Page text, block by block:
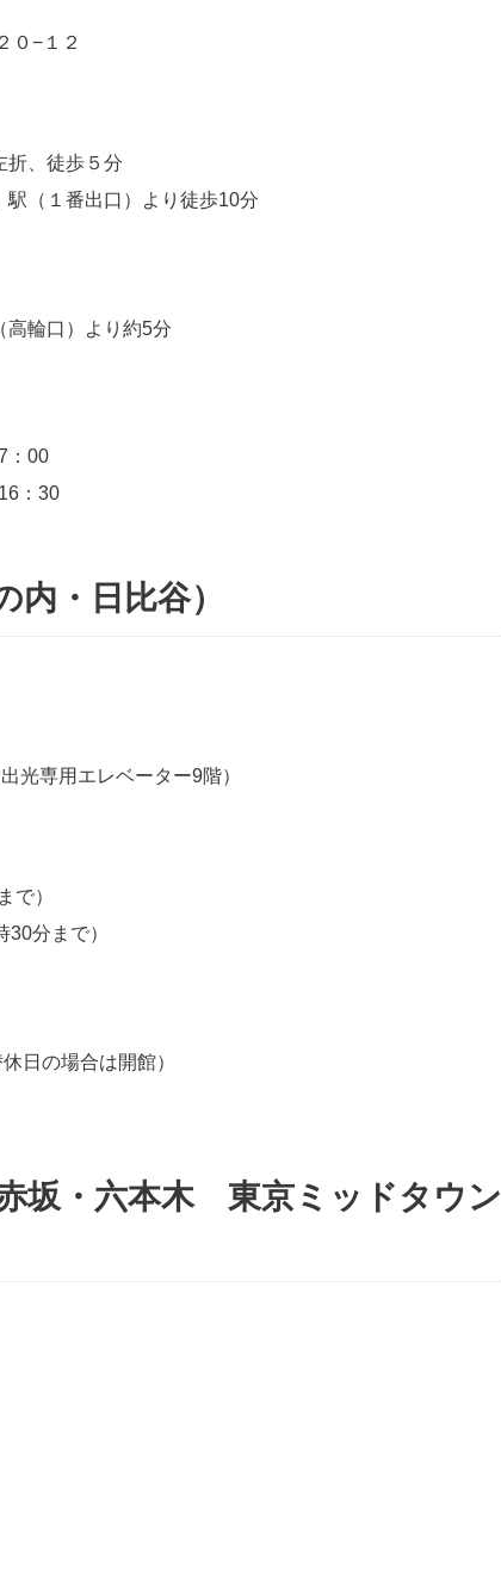
０−１２
折、徒歩５分
（１番出口）より徒歩10分
高輪口）より約5分
：00
：30
内・日比谷）
光専用エレベーター9階）
で）
分まで）
日の場合は開館）
坂・六本木 東京ミッドタウン